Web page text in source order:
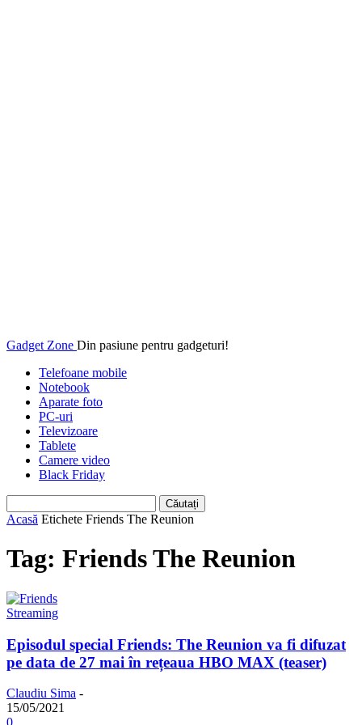
Gadget Zone Din pasiune pentru gadgeturi!
Telefoane mobile
Notebook
Aparate foto
PC-uri
Televizoare
Tablete
Camere video
Black Friday
Acasă Etichete Friends The Reunion
Tag: Friends The Reunion
Streaming
Episodul special Friends: The Reunion va fi difuzat
pe data de 27 mai în rețeaua HBO MAX (teaser)
Claudiu Sima -
15/05/2021